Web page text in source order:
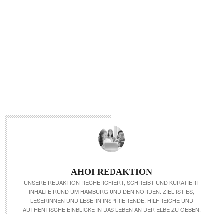
AHOI REDAKTION
UNSERE REDAKTION RECHERCHIERT, SCHREIBT UND KURATIERT
INHALTE RUND UM HAMBURG UND DEN NORDEN. ZIEL IST ES,
LESERINNEN UND LESERN INSPIRIERENDE, HILFREICHE UND
AUTHENTISCHE EINBLICKE IN DAS LEBEN AN DER ELBE ZU GEBEN.